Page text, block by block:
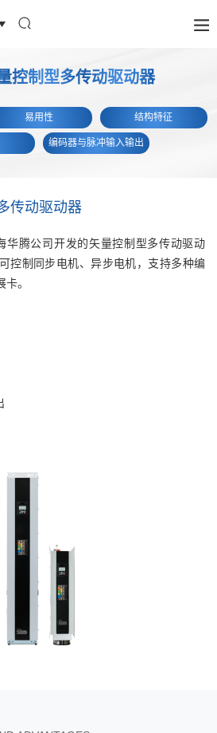
控制型多传动驱动器
易用性 结构特征
编码器与脉冲输入输出
传动驱动器
华腾公司开发的⽮量控制型多传动驱动
控制同步电机、异步电机，⽀持多种编
。